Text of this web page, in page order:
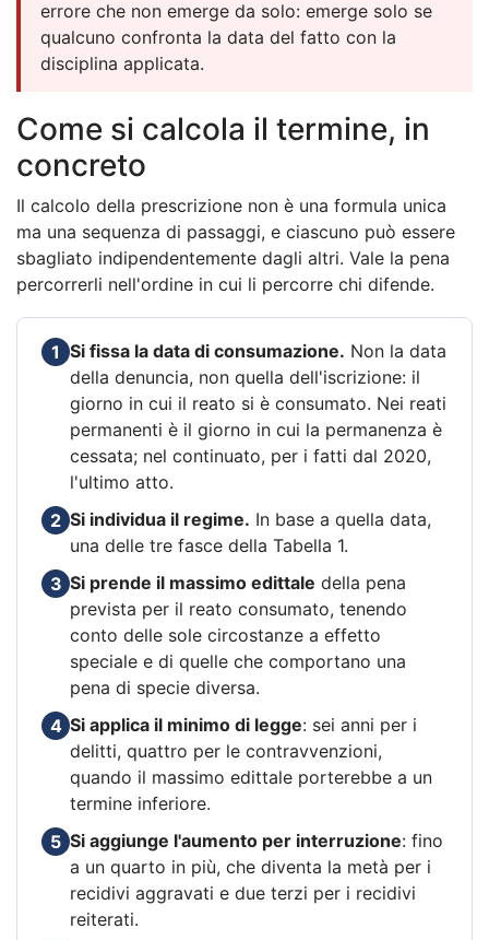
errore che non emerge da solo: emerge solo se
qualcuno confronta la data del fatto con la
disciplina applicata.
Come si calcola il termine, in
concreto
Il calcolo della prescrizione non è una formula unica
ma una sequenza di passaggi, e ciascuno può essere
sbagliato indipendentemente dagli altri. Vale la pena
percorrerli nell'ordine in cui li percorre chi difende.
1 Si fissa la data di consumazione. Non la data
della denuncia, non quella dell'iscrizione: il
giorno in cui il reato si è consumato. Nei reati
permanenti è il giorno in cui la permanenza è
cessata; nel continuato, per i fatti dal 2020,
l'ultimo atto.
2 Si individua il regime. In base a quella data,
una delle tre fasce della Tabella 1.
3 Si prende il massimo edittale della pena
prevista per il reato consumato, tenendo
conto delle sole circostanze a effetto
speciale e di quelle che comportano una
pena di specie diversa.
4 Si applica il minimo di legge: sei anni per i
delitti, quattro per le contravvenzioni,
quando il massimo edittale porterebbe a un
termine inferiore.
5 Si aggiunge l'aumento per interruzione: fino
a un quarto in più, che diventa la metà per i
recidivi aggravati e due terzi per i recidivi
reiterati.